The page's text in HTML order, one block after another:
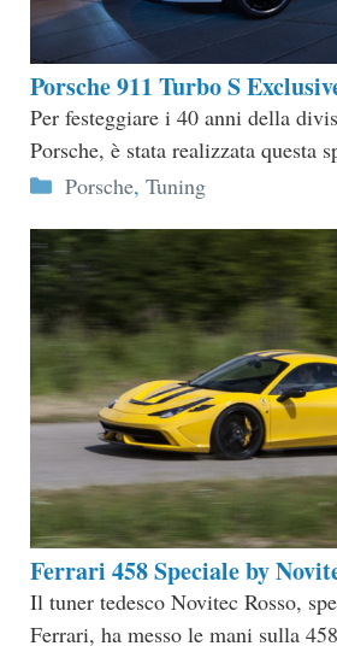
Porsche 911 Turbo S
Per festeggiare i 40 anni della
Porsche, è stata realizzata questa
Categorie
Porsche, Tuning
Ferrari 458 Speciale by
Il tuner tedesco Novitec Rosso,
Ferrari, ha messo le mani sulla 458